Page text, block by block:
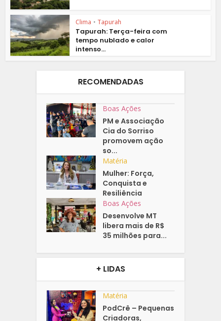
Clima • Tapurah
Tapurah: Terça-feira com
tempo nublado e calor
intenso...
RECOMENDADAS
Boas Ações
PM e Associação
Cia do Sorriso
promovem ação
so...
Matéria
Mulher: Força,
Conquista e
Resiliência
Boas Ações
Desenvolve MT
libera mais de R$
35 milhões para...
+ LIDAS
Matéria
PodCrê – Pequenas
Criadoras,